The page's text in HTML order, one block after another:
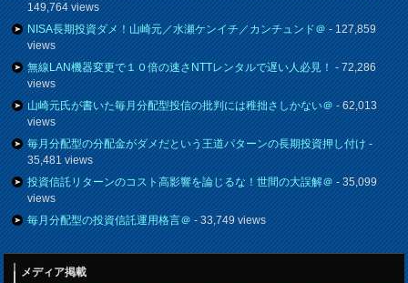
149,764 views
NISA長期投資ダメ！山崎元／水瀬ケンイチ／カンチュンド＠- 127,859
views
無線LAN機器変更で１０倍の速さNTTレンタルで遅い人必見！- 72,286
views
山崎元氏が書いた毎月分配型投信の批判には稚拙さしかない＠- 62,013
views
毎月分配型の分配金がダメだという王道パターンの長期投資押し付け-
35,481 views
投資信託リターンのコスト高影響を論じるな！世間の大誤解＠- 35,099
views
毎月分配型の投資信託運用格言＠- 33,749 views
メディア掲載